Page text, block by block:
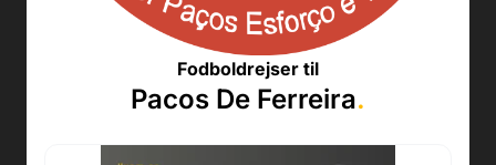
Fodboldrejser til
Pacos De Ferreira.